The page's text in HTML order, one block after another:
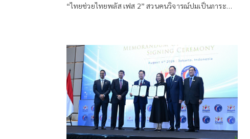
“ไทยช่วยไทยพลัส เฟส 2” สวนคนวิจารณ์ปมเป็นภาระ